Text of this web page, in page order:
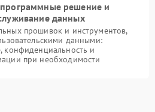
решение и
данных
прошивок и инструментов,
данными:
конфиденциальность и
при необходимости